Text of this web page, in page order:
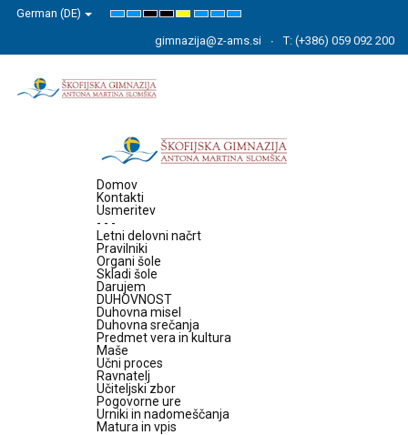
German (DE)
Default
NightHigh
Black
White
High
Black
Yellow
High
Yellow
Black
Set
Font
Set
Font
Set
Font
gimnazija@z-ams.si T: (+386) 059 092 200
Domov
Kontakti
Usmeritev
- - -
Letni delovni načrt
Pravilniki
Organi šole
Skladi šole
Darujem
DUHOVNOST
Duhovna misel
Duhovna srečanja
Predmet vera in kultura
Maše
Učni proces
Ravnatelj
Učiteljski zbor
Pogovorne ure
Urniki in nadomeščanja
Matura in vpis